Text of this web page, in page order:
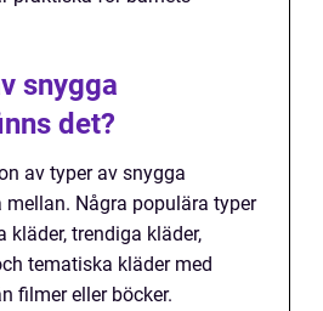
snygga
det?
av typer av snygga
Några populära typer
kläder, trendiga kläder,
tematiska kläder med
filmer eller böcker.